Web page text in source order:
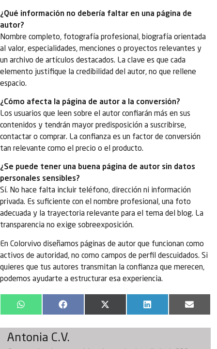
¿Qué información no debería faltar en una página de
autor?
Nombre completo, fotografía profesional, biografía orientada
al valor, especialidades, menciones o proyectos relevantes y
un archivo de artículos destacados. La clave es que cada
elemento justifique la credibilidad del autor, no que rellene
espacio.
¿Cómo afecta la página de autor a la conversión?
Los usuarios que leen sobre el autor confiarán más en sus
contenidos y tendrán mayor predisposición a suscribirse,
contactar o comprar. La confianza es un factor de conversión
tan relevante como el precio o el producto.
¿Se puede tener una buena página de autor sin datos
personales sensibles?
Sí. No hace falta incluir teléfono, dirección ni información
privada. Es suficiente con el nombre profesional, una foto
adecuada y la trayectoria relevante para el tema del blog. La
transparencia no exige sobreexposición.
En Colorvivo diseñamos páginas de autor que funcionan como
activos de autoridad, no como campos de perfil descuidados. Si
quieres que tus autores transmitan la confianza que merecen,
podemos ayudarte a estructurar esa experiencia.
WhatsApp Facebook
X
(Twitter)
LinkedIn Email
Antonia C.V.